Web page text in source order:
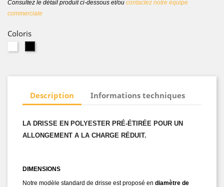
Consultez le détail produit ci-dessous et/ou contactez notre équipe
commerciale
Coloris
Description Informations techniques
LA DRISSE EN POLYESTER PRÉ-ÉTIRÉE POUR UN
ALLONGEMENT A LA CHARGE RÉDUIT.
DIMENSIONS
Notre modèle standard de drisse est proposé en diamètre de